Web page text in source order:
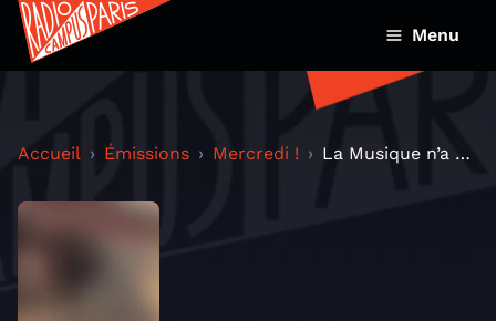
Menu
Accueil Émissions Mercredi ! La Musique n’a pas de genre, elle n’a que du style